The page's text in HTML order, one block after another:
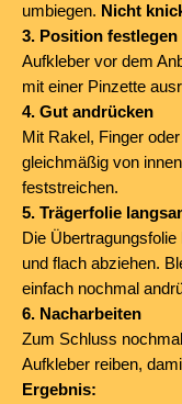
umbiegen. Nicht
3. Position festlegen
Aufkleber vor dem
mit einer Pinzette
4. Gut andrücken
Mit Rakel, Finger
gleichmäßig von
feststreichen.
5. Trägerfolie
Die
und flach abziehen.
einfach nochmal
6. Nacharbeiten
Zum Schluss
Aufkleber reiben,
Ergebnis: